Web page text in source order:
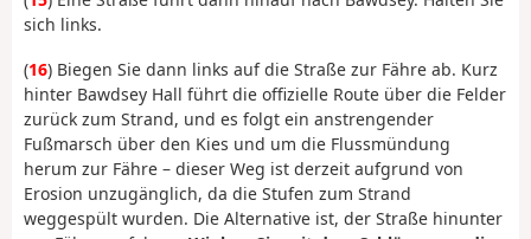
sich links.
(16) Biegen Sie dann links auf die Straße zur Fähre ab. Kurz
hinter Bawdsey Hall führt die offizielle Route über die Felder
zurück zum Strand, und es folgt ein anstrengender
Fußmarsch über den Kies und um die Flussmündung
herum zur Fähre – dieser Weg ist derzeit aufgrund von
Erosion unzugänglich, da die Stufen zum Strand
weggespült wurden. Die Alternative ist, der Straße hinunter